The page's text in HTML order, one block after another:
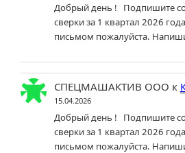
Добрый день ! Подпишите со
сверки за 1 квартал 2026
письмом пожалуйста.
СПЕЦМАШАКТИВ ООО к
15.04.2026
Добрый день ! Подпишите со
сверки за 1 квартал 2026
письмом пожалуйста.